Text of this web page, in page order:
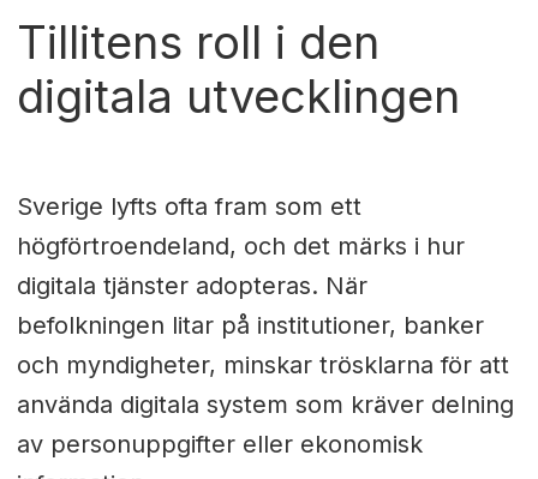
Tillitens roll i den
digitala utvecklingen
Sverige lyfts ofta fram som ett
högförtroendeland, och det märks i hur
digitala tjänster adopteras. När
befolkningen litar på institutioner, banker
och myndigheter, minskar trösklarna för att
använda digitala system som kräver delning
av personuppgifter eller ekonomisk